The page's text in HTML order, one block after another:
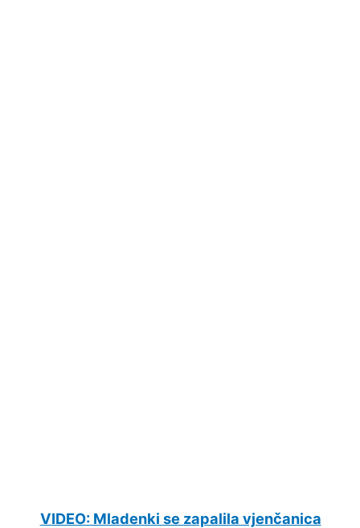
VIDEO: Mladenki se zapalila vjenčanica